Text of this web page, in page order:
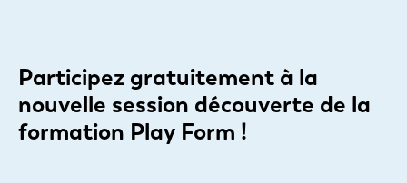
Participez gratuitement à la
nouvelle session découverte de la
formation Play Form !